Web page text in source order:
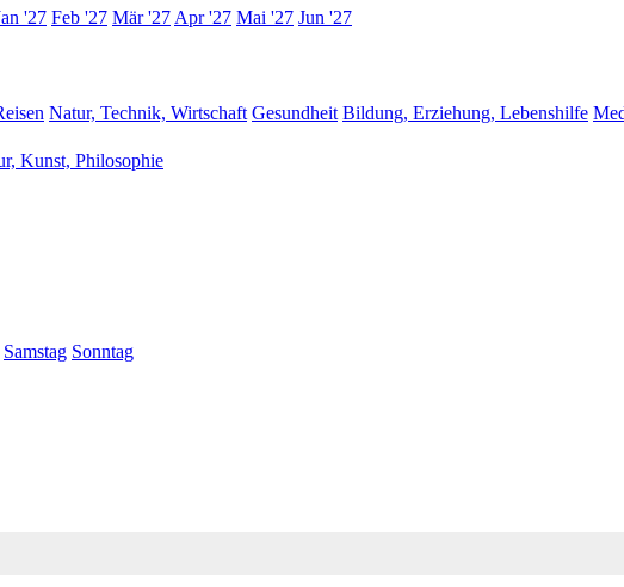
'27 Feb '27 Mär '27 Apr '27 Mai '27 Jun '27
Natur, Technik, Wirtschaft Gesundheit Bildung, Erziehung, Lebenshilfe
Kunst, Philosophie
Samstag Sonntag